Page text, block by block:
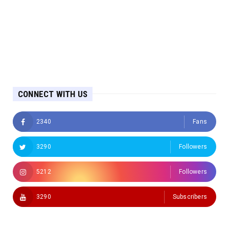
CONNECT WITH US
2340 Fans
3290 Followers
5212 Followers
3290 Subscribers